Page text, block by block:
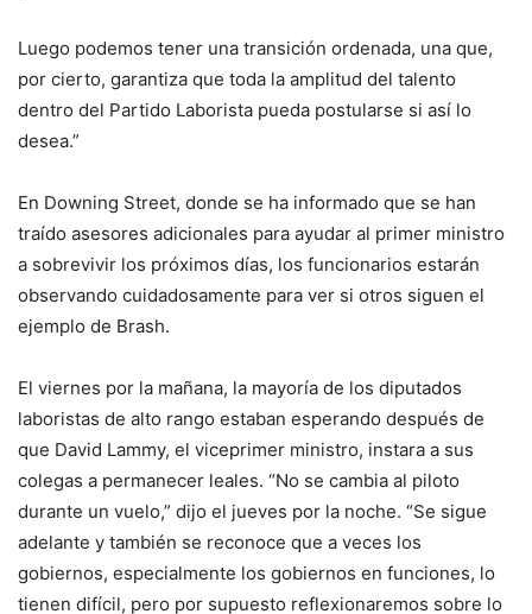
Luego podemos tener una transición ordenada, una que,
por cierto, garantiza que toda la amplitud del talento
dentro del Partido Laborista pueda postularse si así lo
desea.”
En Downing Street, donde se ha informado que se han
traído asesores adicionales para ayudar al primer ministro
a sobrevivir los próximos días, los funcionarios estarán
observando cuidadosamente para ver si otros siguen el
ejemplo de Brash.
El viernes por la mañana, la mayoría de los diputados
laboristas de alto rango estaban esperando después de
que David Lammy, el viceprimer ministro, instara a sus
colegas a permanecer leales. “No se cambia al piloto
durante un vuelo,” dijo el jueves por la noche. “Se sigue
adelante y también se reconoce que a veces los
gobiernos, especialmente los gobiernos en funciones, lo
tienen difícil, pero por supuesto reflexionaremos sobre lo